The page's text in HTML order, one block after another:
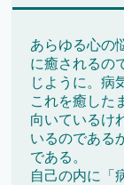
あらゆる心の
に癒されるの
じように。病
これを癒した
向いているけ
いるのである
である。
自己の内に「